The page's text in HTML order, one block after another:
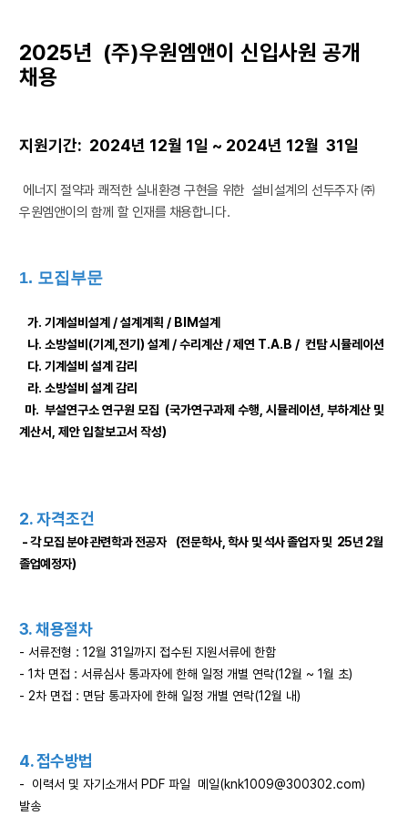
2025년 (주)우원엠앤이 신입사원 공개
채용
지원기간: 2024년 12월 1일 ~ 2024년 12월 31일
에너지 절약과 쾌적한 실내환경 구현을 위한 설비설계의 선두주자 ㈜
우원엠앤이의 함께 할 인재를 채용합니다.
1. 모집부문
가. 기계설비설계 / 설계계획 / BIM설계
나. 소방설비(기계,전기) 설계 / 수리계산 / 제연 T.A.B / 컨탐 시뮬레이션
다. 기계설비 설계 감리
라. 소방설비 설계 감리
마. 부설연구소 연구원 모집 (국가연구과제 수행, 시뮬레이션, 부하계산 및
계산서, 제안 입찰보고서 작성)
2. 자격조건
- 각 모집 분야 관련학과 전공자 (전문학사, 학사 및 석사 졸업자 및 25년 2월
졸업예정자)
3.채용절차
- 서류전형 : 12월 31일까지 접수된 지원서류에 한함
- 1차 면접 : 서류심사 통과자에 한해 일정 개별 연락(12월 ~ 1월 초)
- 2차 면접 : 면담 통과자에 한해 일정 개별 연락(12월 내)
4. 접수방법
- 이력서 및 자기소개서 PDF 파일 메일(knk1009@300302.com)
발송